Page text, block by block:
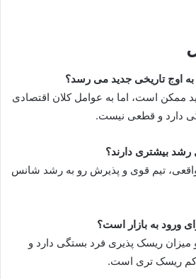
به اوج تاریخی جدید می رسد؟
ممکن است، اما به عوامل کلان اقتصادی
دارد و قطعی نیست.
رشد بیشتری دارند؟
واقعی، تیم قوی و پذیرش رو به رشد شانس
ورود به بازار است؟
میزان ریسک پذیری فرد بستگی دارد و
کم ریسک تری است.